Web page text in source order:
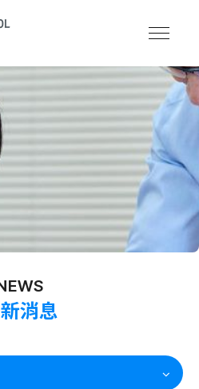
消息